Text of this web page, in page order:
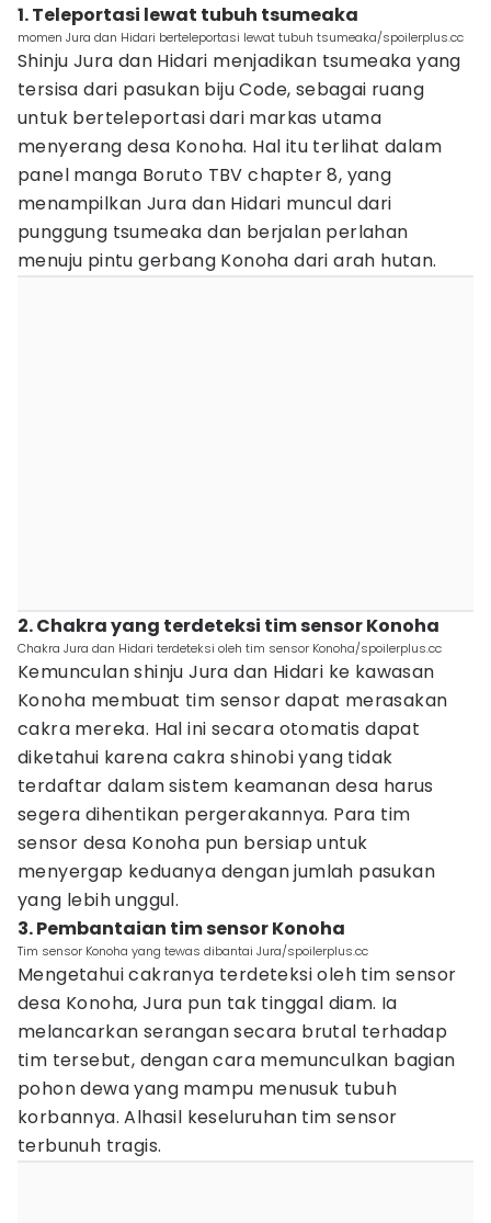
1. Teleportasi lewat tubuh tsumeaka
momen Jura dan Hidari berteleportasi lewat tubuh tsumeaka/spoilerplus.cc
Shinju Jura dan Hidari menjadikan tsumeaka yang
tersisa dari pasukan biju Code, sebagai ruang
untuk berteleportasi dari markas utama
menyerang desa Konoha. Hal itu terlihat dalam
panel manga Boruto TBV chapter 8, yang
menampilkan Jura dan Hidari muncul dari
punggung tsumeaka dan berjalan perlahan
menuju pintu gerbang Konoha dari arah hutan.
2. Chakra yang terdeteksi tim sensor Konoha
Chakra Jura dan Hidari terdeteksi oleh tim sensor Konoha/spoilerplus.cc
Kemunculan shinju Jura dan Hidari ke kawasan
Konoha membuat tim sensor dapat merasakan
cakra mereka. Hal ini secara otomatis dapat
diketahui karena cakra shinobi yang tidak
terdaftar dalam sistem keamanan desa harus
segera dihentikan pergerakannya. Para tim
sensor desa Konoha pun bersiap untuk
menyergap keduanya dengan jumlah pasukan
yang lebih unggul.
3. Pembantaian tim sensor Konoha
Tim sensor Konoha yang tewas dibantai Jura/spoilerplus.cc
Mengetahui cakranya terdeteksi oleh tim sensor
desa Konoha, Jura pun tak tinggal diam. Ia
melancarkan serangan secara brutal terhadap
tim tersebut, dengan cara memunculkan bagian
pohon dewa yang mampu menusuk tubuh
korbannya. Alhasil keseluruhan tim sensor
terbunuh tragis.